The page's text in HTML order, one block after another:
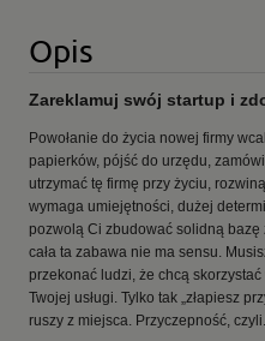
Opis
Zareklamuj swój startup i
Powołanie do życia nowej firmy
papierków, pójść do urzędu,
utrzymać tę firmę przy życiu,
wymaga umiejętności, dużej
pozwolą Ci zbudować solidną
cała ta zabawa nie ma sensu.
przekonać ludzi, że chcą
Twojej usługi. Tylko tak „złapiesz
ruszy z miejsca. Przyczepność,